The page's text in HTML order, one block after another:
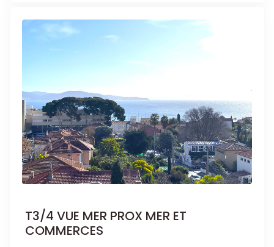
T3/4 VUE MER PROX MER ET
COMMERCES